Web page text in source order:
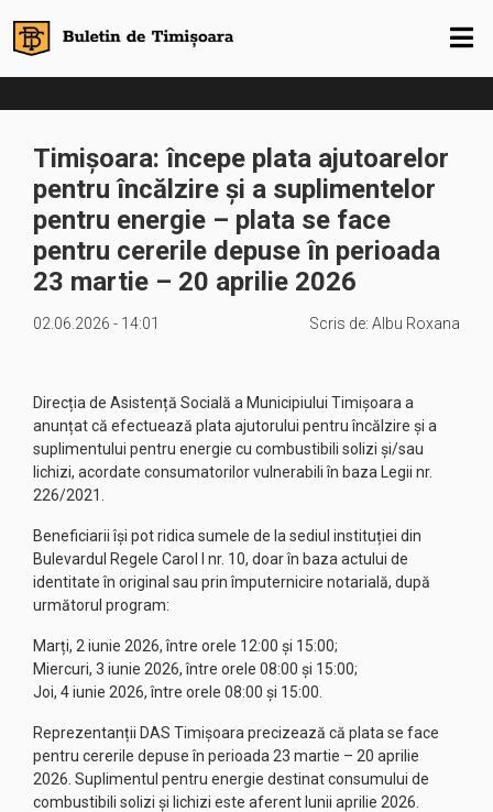
Timișoara: începe plata ajutoarelor
pentru încălzire și a suplimentelor
pentru energie – plata se face
pentru cererile depuse în perioada
23 martie – 20 aprilie 2026
02.06.2026 - 14:01 Scris de: Albu Roxana
Direcția de Asistență Socială a Municipiului Timișoara a
anunțat că efectuează plata ajutorului pentru încălzire și a
suplimentului pentru energie cu combustibili solizi și/sau
lichizi, acordate consumatorilor vulnerabili în baza Legii nr.
226/2021.
Beneficiarii își pot ridica sumele de la sediul instituției din
Bulevardul Regele Carol I nr. 10, doar în baza actului de
identitate în original sau prin împuternicire notarială, după
următorul program:
Marți, 2 iunie 2026, între orele 12:00 și 15:00;
Miercuri, 3 iunie 2026, între orele 08:00 și 15:00;
Joi, 4 iunie 2026, între orele 08:00 și 15:00.
Reprezentanții DAS Timișoara precizează că plata se face
pentru cererile depuse în perioada 23 martie – 20 aprilie
2026. Suplimentul pentru energie destinat consumului de
combustibili solizi și lichizi este aferent lunii aprilie 2026.